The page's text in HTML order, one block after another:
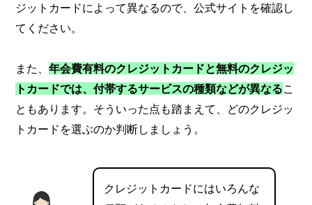
ジットカードによって異なるので、公式サイトを確認し
てください。
また、年会費有料のクレジットカードと無料のクレジッ
トカードでは、付帯するサービスの種類などが異なるこ
ともあります。そういった点も踏まえて、どのクレジッ
トカードを選ぶのか判断しましょう。
クレジットカードにはいろんな